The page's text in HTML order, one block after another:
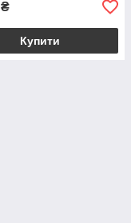
₴
Купити